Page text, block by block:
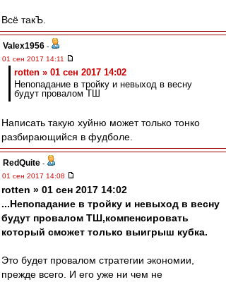
Всё такЪ.
Valex1956 -
01 сен 2017 14:11
rotten » 01 сен 2017 14:02
Непопадание в тройку и невыход в весну
будут провалом ТШ
Написать такую хуйню может только тонко
разбирающийся в фудболе.
RedQuite -
01 сен 2017 14:08
rotten » 01 сен 2017 14:02
...Непопадание в тройку и невыход в весну
будут провалом ТШ,компенсировать
который сможет только выигрыш кубка.
Это будет провалом стратегии экономии,
прежде всего. И его уже ни чем не